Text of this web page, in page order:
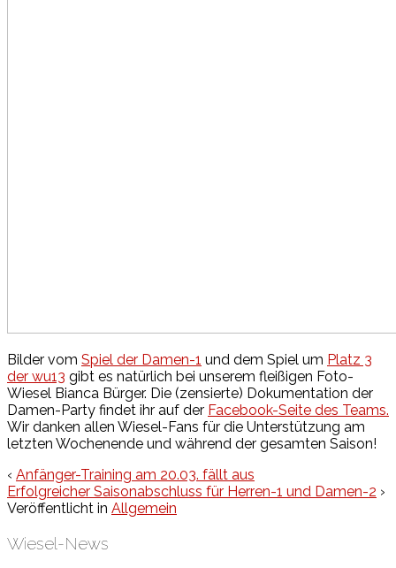
Bilder vom Spiel der Damen-1 und dem Spiel um Platz 3
der wu13 gibt es natürlich bei unserem fleißigen Foto-
Wiesel Bianca Bürger. Die (zensierte) Dokumentation der
Damen-Party findet ihr auf der Facebook-Seite des Teams.
Wir danken allen Wiesel-Fans für die Unterstützung am
letzten Wochenende und während der gesamten Saison!
‹ Anfänger-Training am 20.03. fällt aus
Erfolgreicher Saisonabschluss für Herren-1 und Damen-2 ›
Veröffentlicht in Allgemein
Wiesel-News